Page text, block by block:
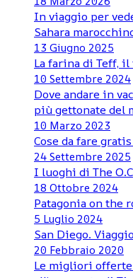
In viaggio per
Sahara
13 Giugno 2025
La farina di Teff,
10 Settembre 2024
Dove andare in
più gettonate del
10 Marzo 2023
Cose da fare
24 Settembre 2025
I luoghi di The
18 Ottobre 2024
Patagonia on the
5 Luglio 2024
San Diego.
20 Febbraio 2020
Le migliori